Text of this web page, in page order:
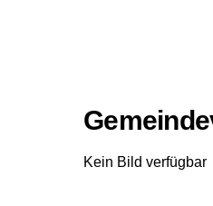
Kein Bild verfügbar